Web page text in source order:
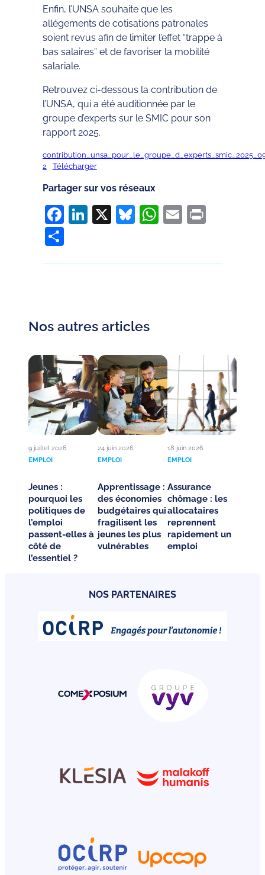
Enfin, l’UNSA souhaite que les
allégements de cotisations patronales
soient revus afin de limiter l’effet “trappe à
bas salaires” et de favoriser la mobilité
salariale.
Retrouvez ci-dessous la contribution de
l’UNSA, qui a été auditionnée par le
groupe d’experts sur le SMIC pour son
rapport 2025.
2
Télécharger
Partager sur vos réseaux
Facebook
LinkedIn
X Bluesky
WhatsApp
Email
Nos autres articles
9 juillet 2026
EMPLOI
Jeunes :
pourquoi les
politiques de
l’emploi
passent-elles à
côté de
l’essentiel ?
24 juin 2026
EMPLOI
Apprentissage :
des économies
budgétaires qui
fragilisent les
jeunes les plus
vulnérables
18 juin 2026
EMPLOI
Assurance
chômage : les
allocataires
reprennent
rapidement un
emploi
NOS PARTENAIRES